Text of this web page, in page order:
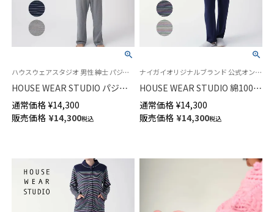
ハウスウェアスタジオ 男性 紳士 パジャマ 前開き
HOUSE WEAR STUDIO パジャ
マ 綿100％ 30スムース エスポ
ワールボーダー 長袖 長丈パン
ツ【Mサイズ】メンズ 73378486
通常価格 ¥14,300
販売価格 ¥14,300税込
ナイガイオリジナルブランド 公式オンラインショップ 婦人 パジャマ
HOUSE WEAR STUDIO 綿100％
前ボタン 30スムース エスポワ
ールボーダー パジャマ 長袖 長
丈パンツ【Lサイズ】 レディース
通常価格 ¥14,300
販売価格 ¥14,300税込